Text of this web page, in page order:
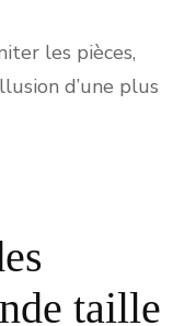
les pièces,
d’une plus
taille